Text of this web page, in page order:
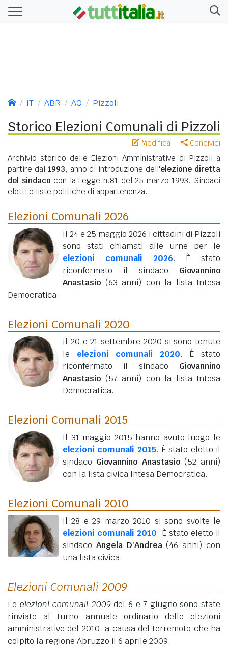
IT ABR AQ Pizzoli
Storico Elezioni Comunali di Pizzoli
Modifica Condividi
Archivio storico delle Elezioni Amministrative di Pizzoli a
partire dal 1993, anno di introduzione dell'elezione diretta
del sindaco con la Legge n.81 del 25 marzo 1993. Sindaci
eletti e liste politiche di appartenenza.
Elezioni Comunali 2026
Il 24 e 25 maggio 2026 i cittadini di Pizzoli
sono stati chiamati alle urne per le
elezioni comunali 2026. È stato
riconfermato il sindaco Giovannino
Anastasio (63 anni) con la lista Intesa
Democratica.
Elezioni Comunali 2020
Il 20 e 21 settembre 2020 si sono tenute
le elezioni comunali 2020. È stato
riconfermato il sindaco Giovannino
Anastasio (57 anni) con la lista Intesa
Democratica.
Elezioni Comunali 2015
Il 31 maggio 2015 hanno avuto luogo le
elezioni comunali 2015. È stato eletto il
sindaco Giovannino Anastasio (52 anni)
con la lista civica Intesa Democratica.
Elezioni Comunali 2010
Il 28 e 29 marzo 2010 si sono svolte le
elezioni comunali 2010. È stato eletto il
sindaco Angela D'Andrea (46 anni) con
una lista civica.
Elezioni Comunali 2009
Le elezioni comunali 2009del 6 e 7 giugno sono state
rinviate al turno annuale ordinario delle elezioni
amministrative del 2010, a causa del terremoto che ha
colpito la regione Abruzzo il 6 aprile 2009.